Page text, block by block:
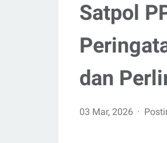
Satpol
dan
03 Mar, 2026